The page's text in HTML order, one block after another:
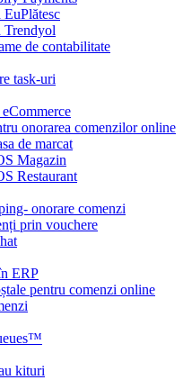
Trendyol
de contabilitate
task-uri
onorarea comenzilor online
de marcat
Magazin
Restaurant
onorare comenzi
prin vouchere
ERP
pentru comenzi online
kituri